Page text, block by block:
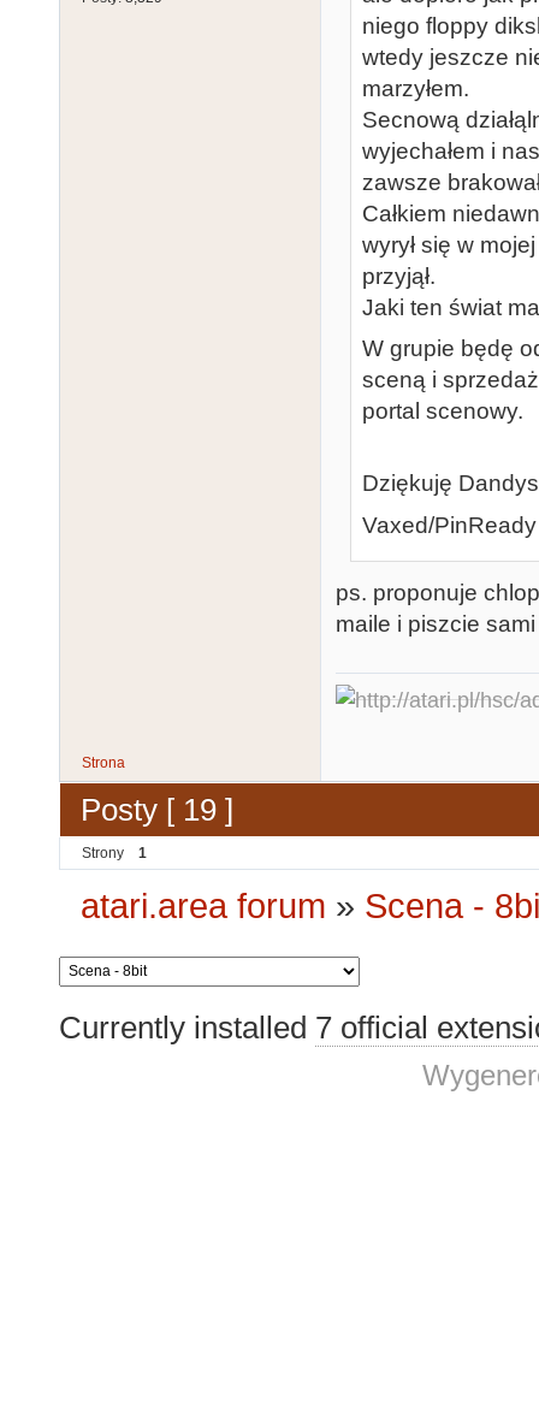
niego floppy
wtedy jeszcze
marzyłem.
Secnową
wyjechałem i
zawsze
Całkiem
wyrył się w
przyjął.
Jaki ten świat
W grupie będę
sceną i
portal scenowy.
Dziękuję
Vaxed/PinReady
ps. proponuje
maile i piszcie sami
Strona
Posty [ 19 ]
Strony 1
atari.area forum » Scena -
Currently installed 7 official